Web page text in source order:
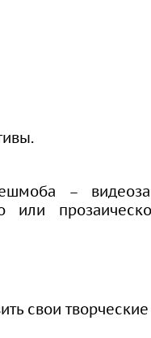
–
или
свои